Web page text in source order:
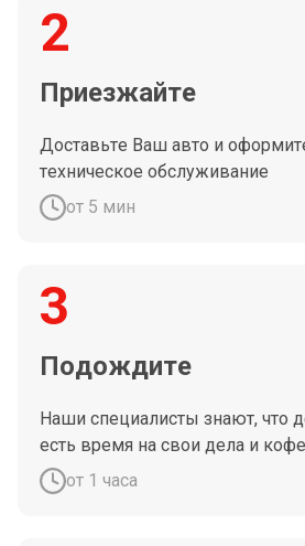
2
Приезжайте
Доставьте Ваш авто и
техническое обслуживание
от 5 мин
3
Подождите
Наши специалисты знают, что
есть время на свои дела и
от 1 часа